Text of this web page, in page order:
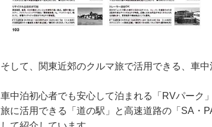
そして、関東近郊のクルマ旅で活用できる、車中
車中泊初心者でも安心して泊まれる「RVパーク
旅に活用できる「道の駅」と高速道路の「SA・